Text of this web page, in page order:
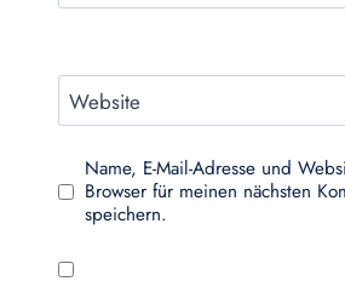
Website
Name, E-Mail-Adresse und
Browser für meinen nächsten
speichern.